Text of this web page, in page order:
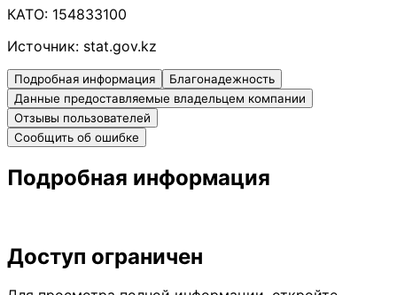
КАТО: 154833100
Источник: stat.gov.kz
Подробная информация
Благонадежность
Данные предоставляемые владельцем компании
Отзывы пользователей
Сообщить об ошибке
Подробная информация
Доступ ограничен